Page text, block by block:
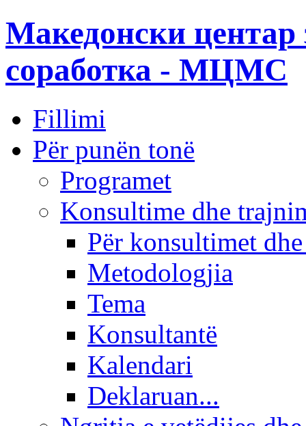
Македонски центар
соработка - МЦМС
Fillimi
Për punën tonë
Programet
Konsultime dhe
Për konsultimet
Metodologjia
Tema
Konsultantë
Kalendari
Deklaruan...